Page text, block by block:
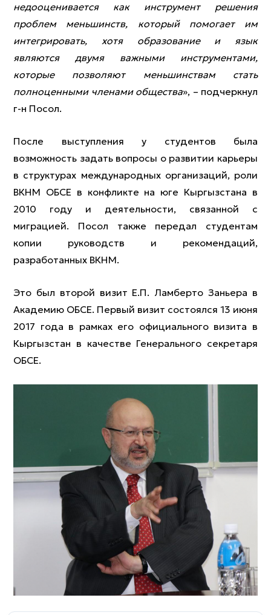
недооценивается как инструмент решения
проблем меньшинств, который помогает им
интегрировать, хотя образование и язык
являются двумя важными инструментами,
которые позволяют меньшинствам стать
полноценными членами общества», – подчеркнул
г-н Посол.
После выступления у студентов была
возможность задать вопросы о развитии карьеры
в структурах международных организаций, роли
ВКНМ ОБСЕ в конфликте на юге Кыргызстана в
2010 году и деятельности, связанной с
миграцией. Посол также передал студентам
копии руководств и рекомендаций,
разработанных ВКНМ.
Это был второй визит Е.П. Ламберто Заньера в
Академию ОБСЕ. Первый визит состоялся 13 июня
2017 года в рамках его официального визита в
Кыргызстан в качестве Генерального секретаря
ОБСЕ.